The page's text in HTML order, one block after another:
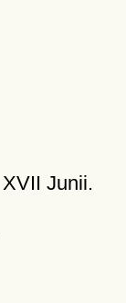
XVII Junii.